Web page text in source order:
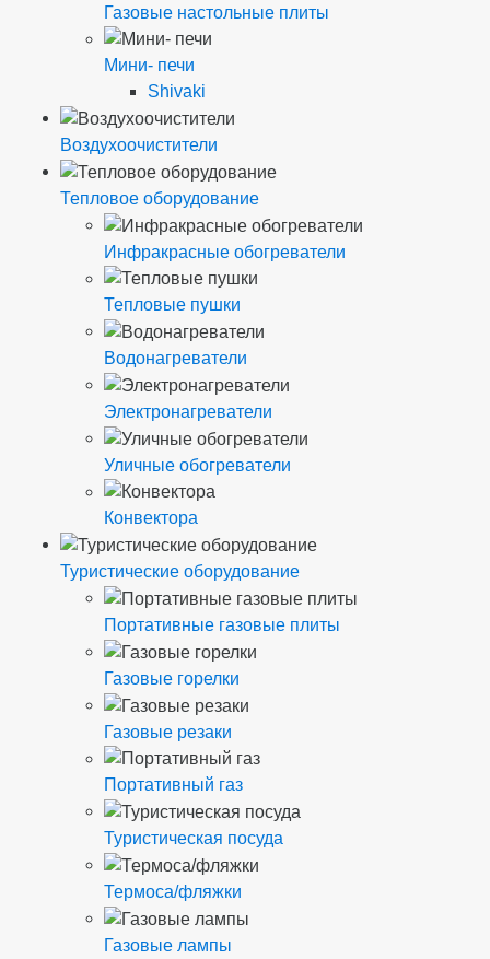
Газовые настольные плиты
Мини- печи
Shivaki
Воздухоочистители
Тепловое оборудование
Инфракрасные обогреватели
Тепловые пушки
Водонагреватели
Электронагреватели
Уличные обогреватели
Конвектора
Туристические оборудование
Портативные газовые плиты
Газовые горелки
Газовые резаки
Портативный газ
Туристическая посуда
Термоса/фляжки
Газовые лампы